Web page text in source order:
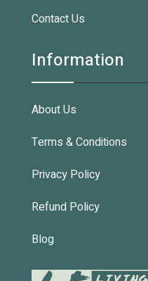
Contact Us
Information
About Us
Terms & Conditions
Privacy Policy
Refund Policy
Blog